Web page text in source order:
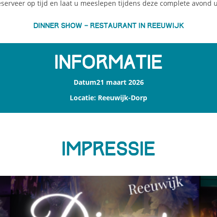
op tijd en laat u meeslepen tijdens deze complete avond
Dinner show – Restaurant in Reeuwijk
Informatie
Datum21 maart 2026
Locatie: Reeuwijk-Dorp
Impressie